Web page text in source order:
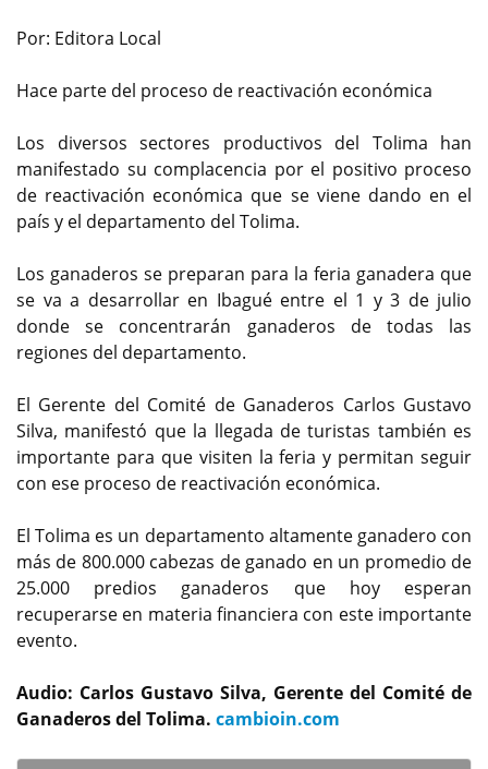
Por: Editora Local
Hace parte del proceso de reactivación económica
Los diversos sectores productivos del Tolima han
manifestado su complacencia por el positivo proceso
de reactivación económica que se viene dando en el
país y el departamento del Tolima.
Los ganaderos se preparan para la feria ganadera que
se va a desarrollar en Ibagué entre el 1 y 3 de julio
donde se concentrarán ganaderos de todas las
regiones del departamento.
El Gerente del Comité de Ganaderos Carlos Gustavo
Silva, manifestó que la llegada de turistas también es
importante para que visiten la feria y permitan seguir
con ese proceso de reactivación económica.
El Tolima es un departamento altamente ganadero con
más de 800.000 cabezas de ganado en un promedio de
25.000 predios ganaderos que hoy esperan
recuperarse en materia financiera con este importante
evento.
Audio: Carlos Gustavo Silva, Gerente del Comité de
Ganaderos del Tolima. cambioin.com